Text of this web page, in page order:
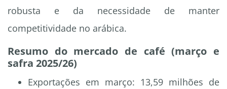
robusta e da necessidade de manter
competitividade no arábica.
Resumo do mercado de café (março e
safra 2025/26)
Exportações em março: 13,59 milhões de